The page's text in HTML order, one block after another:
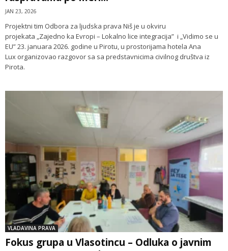
JAN 23, 2026
Projektni tim Odbora za ljudska prava Niš je u okviru
projekata „Zajedno ka Evropi – Lokalno lice integracija” i „Vidimo se u
EU” 23. januara 2026. godine u Pirotu, u prostorijama hotela Ana
Lux organizovao razgovor sa sa predstavnicima civilnog društva iz
Pirota.
VLADAVINA PRAVA
Fokus grupa u Vlasotincu – Odluka o javnim